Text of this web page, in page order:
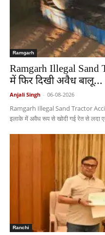
Ramgarh
Ramgarh Illegal Sand
में फिर दिखी अवैध बालू...
Anjali Singh - 06-08-2026
Ramgarh Illegal Sand Tractor
इलाके में अवैध रूप से खोदी गई रेत से लदा
Ranchi